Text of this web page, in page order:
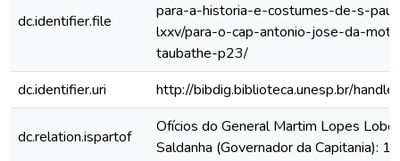
dc.identifier.file
para-a-historia-e-costumes-de-s-
lxxv/para-o-cap-antonio-jose-da-
taubathe-p23/
dc.identifier.uri
http://bibdig.biblioteca.unesp.br/
dc.relation.ispartof
Ofícios do General Martim Lopes Lobo
Saldanha (Governador da Capitania):